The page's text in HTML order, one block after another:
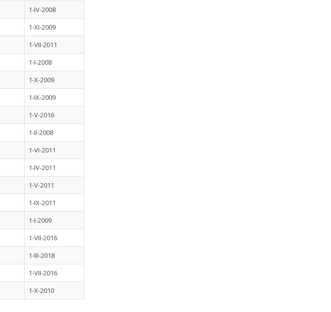
1-IV-2008
1-XI-2009
1-VII-2011
1-I-2008
1-X-2009
1-IX-2009
1-V-2016
1-II-2008
1-VI-2011
1-IV-2011
1-V-2011
1-IX-2011
1-I-2009
1-VII-2016
1-III-2018
1-VII-2016
1-X-2010